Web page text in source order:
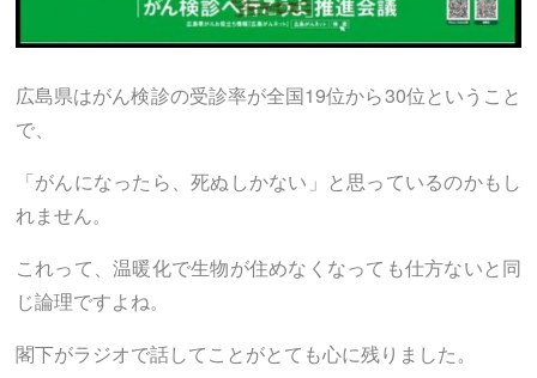
広島県はがん検診の受診率が全国19位から30位ということ
で、
「がんになったら、死ぬしかない」と思っているのかもし
れません。
これって、温暖化で生物が住めなくなっても仕方ないと同
じ論理ですよね。
閣下がラジオで話してことがとても心に残りました。